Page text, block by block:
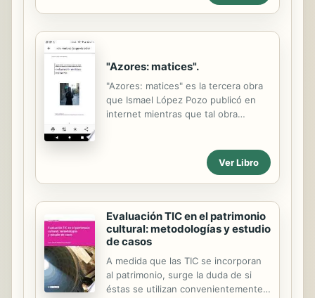
metodología argumentada y
Barrientos, quien, además, orientó
propone que los dramaturgos
Domingo Garzón, Pedro Miguel Rozo,
Fabio Rubiano y Carolina Vivas), a
pesar de tener estilos propios,
relacionan entre sí debido a que
experimentan el mismo contexto
social y político, así como las...
"Azores: matices".
"Azores: matices" es la tercera obra
que Ismael López Pozo publicó en
internet mientras que tal obra
siendo "La salud" y "Nuevo Orden".
En la presente obra aparecen textos
que siendo en prosa y versales.
Ver Libro
Evaluación TIC en el patrimonio
cultural: metodologías y estudio
de casos
A medida que las TIC se incorporan
al patrimonio, surge la duda de si
éstas se utilizan convenientemente